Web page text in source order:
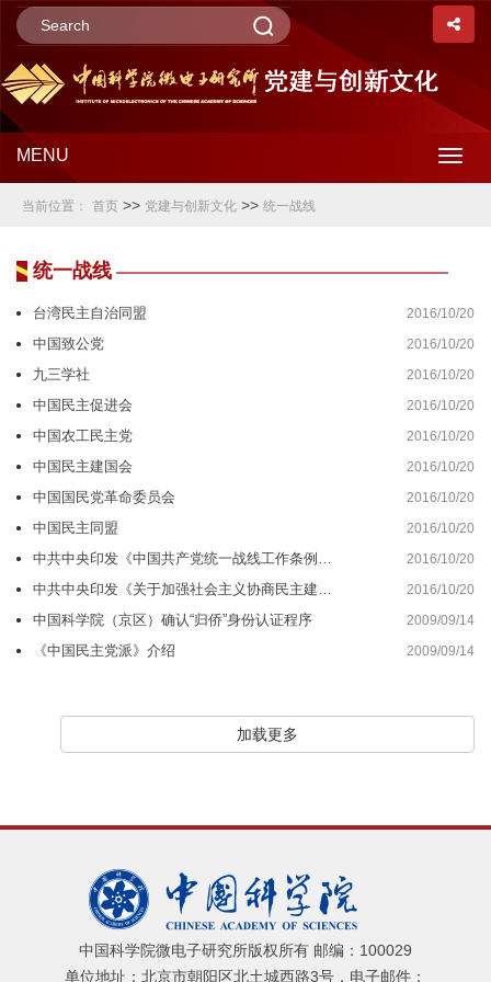
MENU
当前位置： 首页 >> 党建与创新文化 >> 统一战线
统一战线
台湾民主自治同盟 2016/10/20
中国致公党 2016/10/20
九三学社 2016/10/20
中国民主促进会 2016/10/20
中国农工民主党 2016/10/20
中国民主建国会 2016/10/20
中国国民党革命委员会 2016/10/20
中国民主同盟 2016/10/20
中共中央印发《中国共产党统一战线工作条例（试行）》 2016/10/20
中共中央印发《关于加强社会主义协商民主建设的意见》 2016/10/20
中国科学院（京区）确认“归侨”身份认证程序 2009/09/14
《中国民主党派》介绍 2009/09/14
加载更多
中国科学院微电子研究所版权所有 邮编：100029
单位地址：北京市朝阳区北土城西路3号，电子邮件：